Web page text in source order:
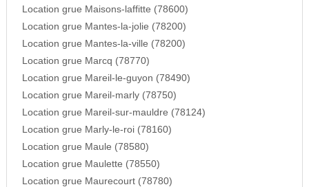
Location grue Maisons-laffitte (78600)
Location grue Mantes-la-jolie (78200)
Location grue Mantes-la-ville (78200)
Location grue Marcq (78770)
Location grue Mareil-le-guyon (78490)
Location grue Mareil-marly (78750)
Location grue Mareil-sur-mauldre (78124)
Location grue Marly-le-roi (78160)
Location grue Maule (78580)
Location grue Maulette (78550)
Location grue Maurecourt (78780)